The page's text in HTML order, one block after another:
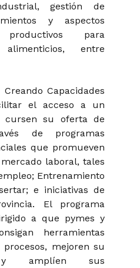
gestión de
y aspectos
para
alimenticios, entre
Capacidades
el acceso a un
cursen su oferta de
de programas
que promueven
laboral, tales
Entrenamiento
e iniciativas de
El programa
a que pymes y
herramientas
mejoren su
y amplíen sus